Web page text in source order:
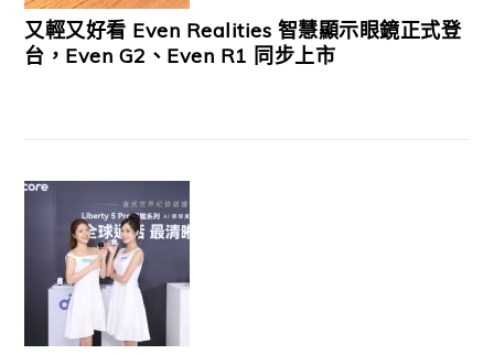
又輕又好看 Even Realities 智慧顯示眼鏡正式登
台，Even G2、Even R1 同步上市